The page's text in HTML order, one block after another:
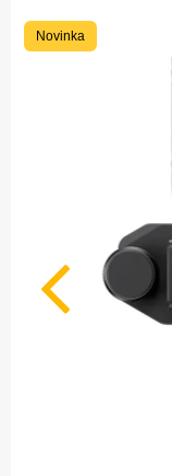
Novinka